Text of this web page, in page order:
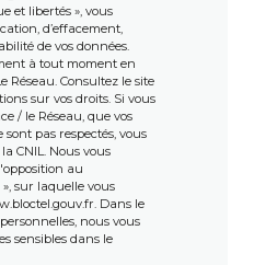
et libertés », vous
d’effacement,
de vos données.
à tout moment en
Réseau. Consultez le site
sur vos droits. Si vous
/ le Réseau, que vos
pas respectés, vous
CNIL. Nous vous
au
sur laquelle vous
. Dans le
nous vous
sensibles dans le